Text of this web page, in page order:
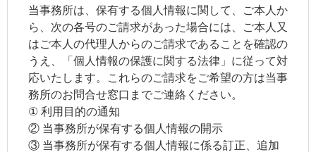
当事務所は、保有する個人情報に関して、ご本人か
ら、次の各号のご請求があった場合には、ご本人又
はご本人の代理人からのご請求であることを確認の
うえ、「個人情報の保護に関する法律」に従って対
応いたします。これらのご請求をご希望の方は当事
務所のお問合せ窓口までご連絡ください。
① 利用目的の通知
② 当事務所が保有する個人情報の開示
③ 当事務所が保有する個人情報に係る訂正、追加